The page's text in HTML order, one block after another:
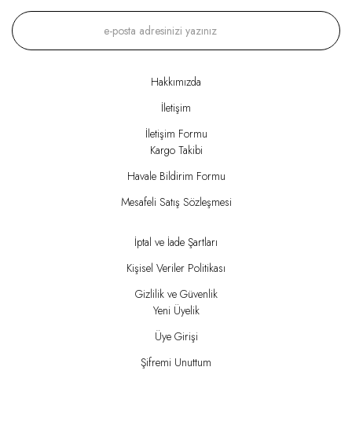
Hakkımızda
İletişim
İletişim Formu
Kargo Takibi
Havale Bildirim Formu
Mesafeli Satış Sözleşmesi
İptal ve İade Şartları
Kişisel Veriler Politikası
Gizlilik ve Güvenlik
Yeni Üyelik
Üye Girişi
Şifremi Unuttum